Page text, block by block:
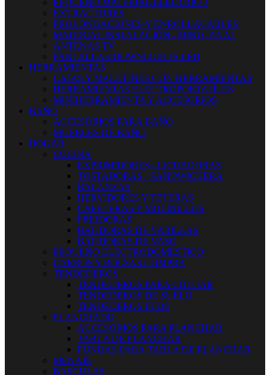
PEQUEÑO MATERIAL ELECTRICO
EXTRACTORES
PROLONGACIONES Y ENROLLACABLES
MATERIAL INSTALACIÓN - MINI CANAL
ANTENAS TV
PANTALLAS-DOWNLIGHTS LED
HERRAMIENTAS
CAJAS Y MALETINES CON HERRAMIENTAS
HERRAMIENTAS ELECTROPORTATILES
MINIHERRAMIENTA Y ACCESORIOS
BAÑO
ACCESORIOS PARA BAÑO
MUEBLES DE BAÑO
HOGAR
COCINA
EXPRIMIDORES - LICUADORAS
TOSTADORAS - SANDWICHERA
BALANZAS
HERVIDORES Y TETERAS
CAFETERAS Y MOLINILLOS
FREIDORAS
BATIDORAS DE VARILLAS
BATIDORAS DE VASO
PEQUEÑO ELECTRODOMESTICO
CARROS Y BOLSAS COMPRA
TENDEDEROS
TENDEDEROS PARA COLGAR
TENDEDEROS DE SUELO
TENDEDEROS FIJOS
PLANCHADO
ACCESORIOS PARA PLANCHAR
TABLA DE PLANCHAR
FUNDAS PARA TABLA DE PLANCHAR
MENAJE
BASCULAS